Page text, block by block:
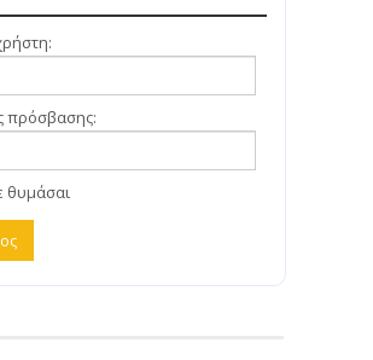
πρόσβασης:
θυμάσαι